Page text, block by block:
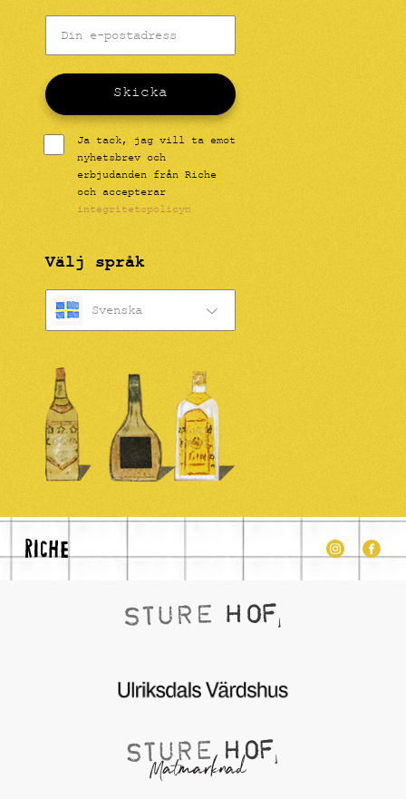
Skicka
Ja tack, jag vill ta emot
nyhetsbrev och
erbjudanden från Riche
och accepterar
integritetspolicyn
Välj språk
Svenska